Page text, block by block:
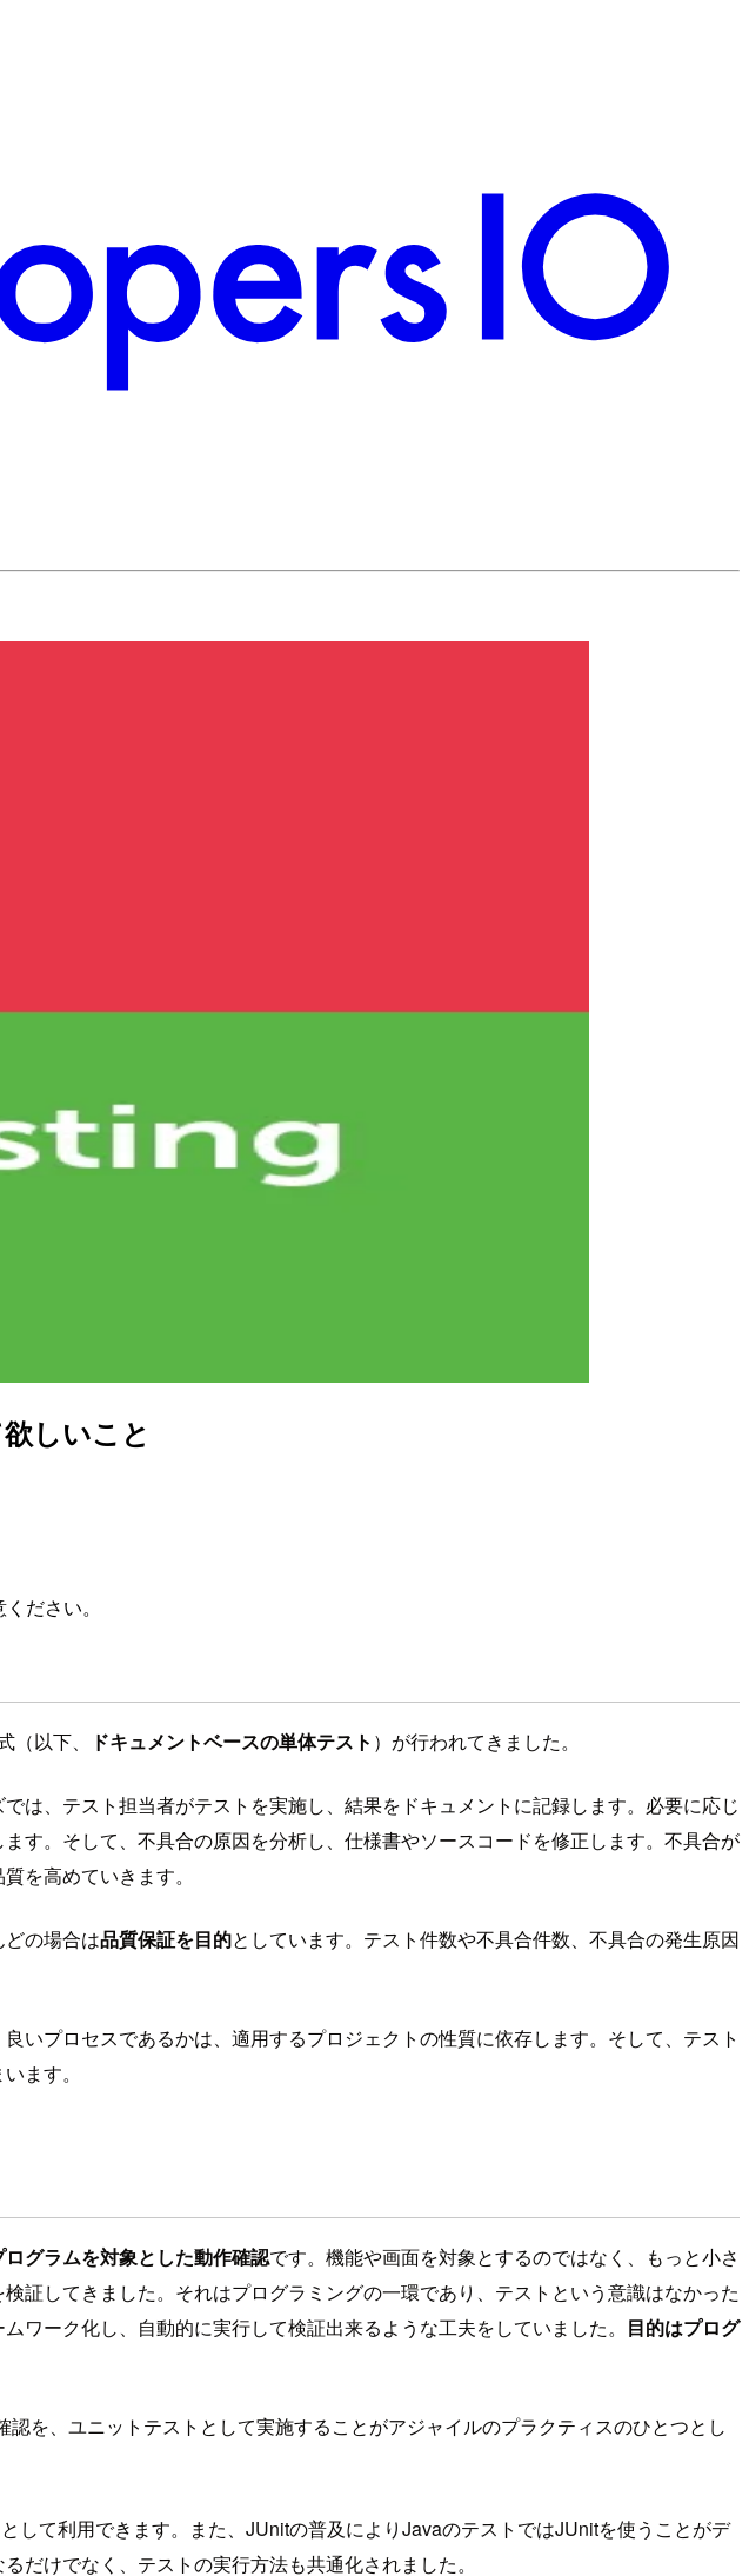
しいこと
ださい。
以下、 ドキュメントベースの単体テスト ）が行われてきました。
は、テスト担当者がテストを実施し、結果をドキュメントに記録します。必要に応じ
す。そして、不具合の原因を分析し、仕様書やソースコードを修正します。不具合が
を高めていきます。
の場合は品質保証を目的としています。テスト件数や不具合件数、不具合の発生原因
いプロセスであるかは、適用するプロジェクトの性質に依存します。そして、テスト
ます。
グラムを対象とした動作確認です。機能や画面を対象とするのではなく、もっと小さ
検証してきました。それはプログラミングの一環であり、テストという意識はなかった
ーク化し、自動的に実行して検証出来るような工夫をしていました。 目的はプログ
を、ユニットテストとして実施することがアジャイルのプラクティスのひとつとし
て利用できます。また、JUnitの普及によりJavaのテストではJUnitを使うことがデ
だけでなく、テストの実行方法も共通化されました。